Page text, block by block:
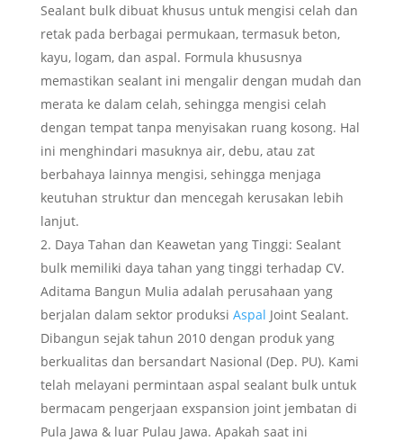
Sealant bulk dibuat khusus untuk mengisi celah dan
retak pada berbagai permukaan, termasuk beton,
kayu, logam, dan aspal. Formula khususnya
memastikan sealant ini mengalir dengan mudah dan
merata ke dalam celah, sehingga mengisi celah
dengan tempat tanpa menyisakan ruang kosong. Hal
ini menghindari masuknya air, debu, atau zat
berbahaya lainnya mengisi, sehingga menjaga
keutuhan struktur dan mencegah kerusakan lebih
lanjut.
Daya Tahan dan Keawetan yang Tinggi: Sealant
bulk memiliki daya tahan yang tinggi terhadap CV.
Aditama Bangun Mulia adalah perusahaan yang
berjalan dalam sektor produksi Aspal Joint Sealant.
Dibangun sejak tahun 2010 dengan produk yang
berkualitas dan bersandart Nasional (Dep. PU). Kami
telah melayani permintaan aspal sealant bulk untuk
bermacam pengerjaan exspansion joint jembatan di
Pula Jawa & luar Pulau Jawa. Apakah saat ini